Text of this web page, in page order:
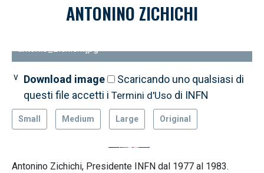
ANTONINO ZICHICHI
antonio_zichichi.jpg
Download image
Scaricando uno qualsiasi di
questi file accetti i Termini d'Uso di INFN
Small Medium Large Original
Antonino Zichichi, Presidente INFN dal 1977 al 1983.